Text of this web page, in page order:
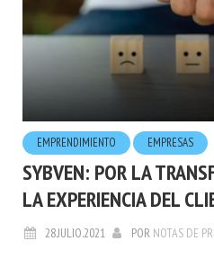
EMPRENDIMIENTO EMPRESAS
SYBVEN: POR LA
LA EXPERIENCIA DEL
28.JULIO.2021 POR NOTAS DE